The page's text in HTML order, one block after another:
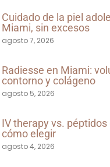
Cuidado de la piel
Miami, sin excesos
agosto 7, 2026
Radiesse en Miami:
contorno y colágeno
agosto 5, 2026
IV therapy vs. péptidos
cómo elegir
agosto 4, 2026